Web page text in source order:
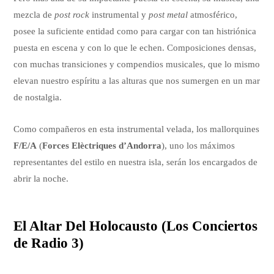
mezcla de post rock instrumental ypost metal atmosférico,
posee la suficiente entidad como para cargar con tan histriónica
puesta en escena y con lo que le echen. Composiciones densas,
con muchas transiciones y compendios musicales, que lo mismo
elevan nuestro espíritu a las alturas que nos sumergen en un mar
de nostalgia.
Como compañeros en esta instrumental velada, los mallorquines
F/E/A (Forces Elèctriques d’Andorra), uno los máximos
representantes del estilo en nuestra isla, serán los encargados de
abrir la noche.
El Altar Del Holocausto (Los Conciertos
de Radio 3)